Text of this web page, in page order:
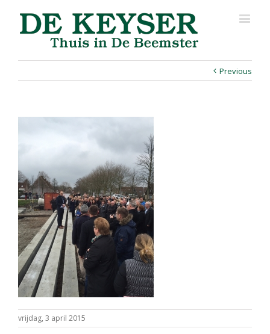
Previous
vrijdag, 3 april 2015